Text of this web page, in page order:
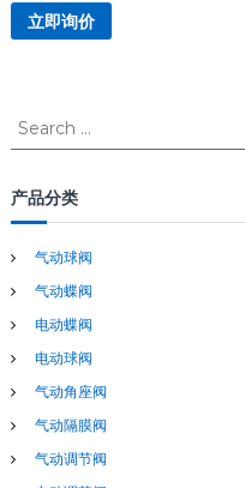
立即询价
S
r
c
f
o
r
产品分类
气动球阀
气动蝶阀
电动蝶阀
电动球阀
气动角座阀
气动隔膜阀
气动调节阀